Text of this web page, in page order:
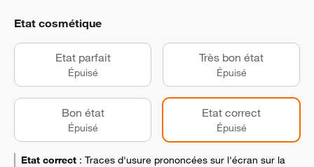
Etat cosmétique
Etat parfait
Épuisé
Très bon état
Épuisé
Bon état
Épuisé
Etat correct
Épuisé
Etat correct : Traces d'usure prononcées sur l'écran sur la